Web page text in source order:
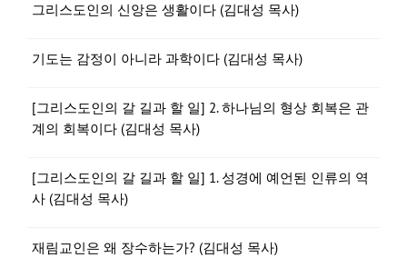
그리스도인의 신앙은 생활이다 (김대성 목사)
기도는 감정이 아니라 과학이다 (김대성 목사)
[그리스도인의 갈 길과 할 일] 2. 하나님의 형상 회복은 관
계의 회복이다 (김대성 목사)
[그리스도인의 갈 길과 할 일] 1. 성경에 예언된 인류의 역
사 (김대성 목사)
재림교인은 왜 장수하는가? (김대성 목사)